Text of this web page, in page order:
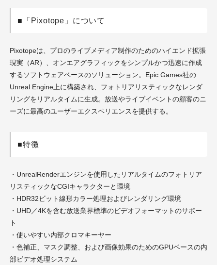
■「Pixotope」について
Pixotopeは、プロのライブメディア制作のためのハイエンド拡張
現実（AR）、オンエアグラフィックをシンプルかつ迅速に作成
するソフトウェアベースのソリューション。Epic Games社の
Unreal Engine上に構築され、フォトリアリスティックなレンダ
リングをリアルタイムに生成。放送やライブイベントの顧客のニ
ーズに最高のユーザーエクスペリエンスを提供する。
■特徴
・UnrealRenderエンジンを使用したリアルタイムのフォトリア
リスティックなCGIキャラクターと環境
・HDR32ビット線形カラー処理およびレンダリング環境
・UHD／4Kを含む放送業界標準のビデオフォーマットのサポー
ト
・使いやすい内部クロマキーヤー
・色補正、マスク調整、および画像効果のためのGPUベースの内
部ビデオ処理システム